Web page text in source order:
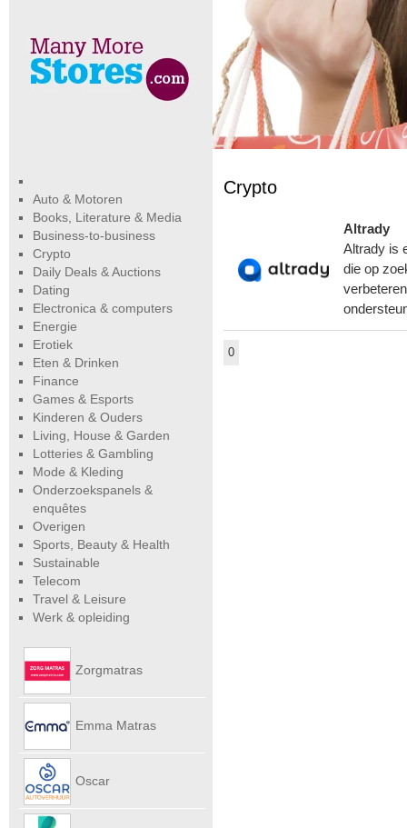
Crypto
Altrady
Altrady is
die op
0
Auto & Motoren
Books, Literature & Media
Business-to-business
Crypto
Daily Deals & Auctions
Dating
Electronica & computers
Energie
Erotiek
Eten & Drinken
Finance
Games & Esports
Kinderen & Ouders
Living, House & Garden
Lotteries & Gambling
Mode & Kleding
Onderzoekspanels &
enquêtes
Overigen
Sports, Beauty & Health
Sustainable
Telecom
Travel & Leisure
Werk & opleiding
Zorgmatras
Emma Matras
Oscar